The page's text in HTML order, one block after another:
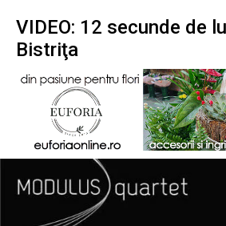
VIDEO: 12 secunde de
Bistriţa